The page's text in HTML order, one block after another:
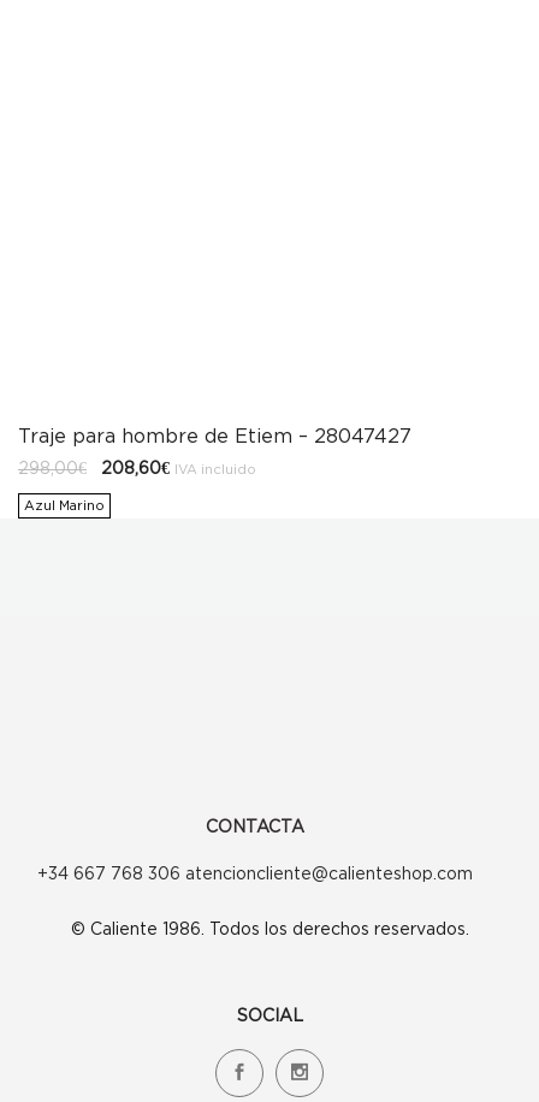
Traje para hombre de Etiem – 28047427
298,00€
El
original
era:
208,60€ElIVA incluido
Azul Marino
CONTACTA
+34 667 768 306 atencioncliente@calienteshop.com
© Caliente 1986. Todos los derechos reservados.
SOCIAL